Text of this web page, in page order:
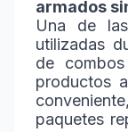
armados
Una de
utilizadas
de
productos
paquetes